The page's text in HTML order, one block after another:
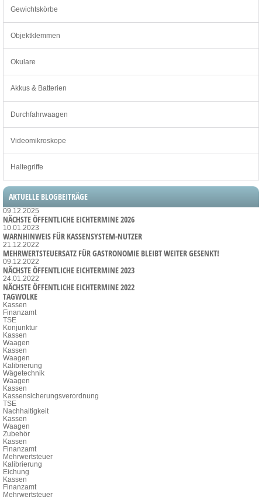
Gewichtskörbe
Objektklemmen
Okulare
Akkus & Batterien
Durchfahrwaagen
Videomikroskope
Haltegriffe
AKTUELLE BLOGBEITRÄGE
09.12.2025
NÄCHSTE ÖFFENTLICHE EICHTERMINE 2026
10.01.2023
WARNHINWEIS FÜR KASSENSYSTEM-NUTZER
21.12.2022
MEHRWERTSTEUERSATZ FÜR GASTRONOMIE BLEIBT WEITER GESENKT!
09.12.2022
NÄCHSTE ÖFFENTLICHE EICHTERMINE 2023
24.01.2022
NÄCHSTE ÖFFENTLICHE EICHTERMINE 2022
TAGWOLKE
Kassen
Finanzamt
TSE
Konjunktur
Kassen
Waagen
Kassen
Waagen
Kalibrierung
Wägetechnik
Waagen
Kassen
Kassensicherungsverordnung
TSE
Nachhaltigkeit
Kassen
Waagen
Zubehör
Kassen
Finanzamt
Mehrwertsteuer
Kalibrierung
Eichung
Kassen
Finanzamt
Mehrwertsteuer